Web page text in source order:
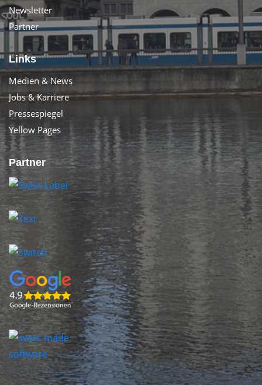
Newsletter
Partner
Links
Medien & News
Jobs & Karriere
Pressespiegel
Yellow Pages
Partner